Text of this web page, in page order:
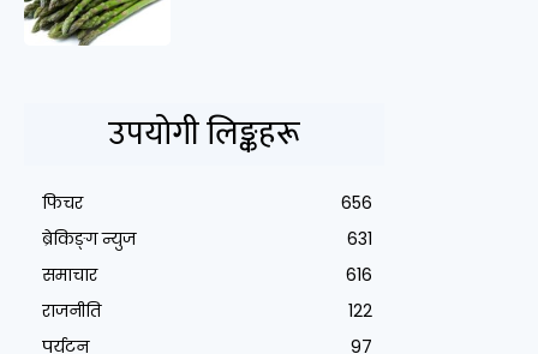
उपयोगी लिङ्कहरू
फिचर
656
ब्रेकिङ्ग न्युज
631
समाचार
616
राजनीति
122
पर्यटन
97